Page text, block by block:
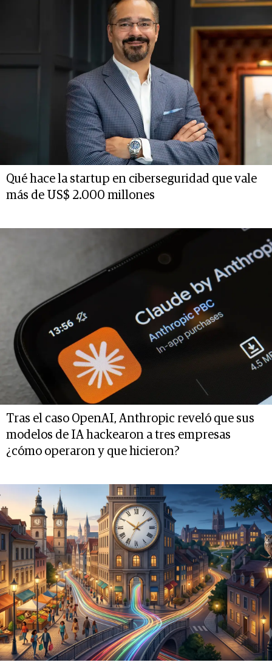
Qué hace la startup en ciberseguridad que vale
más de US$ 2.000 millones
Tras el caso OpenAI, Anthropic reveló que sus
modelos de IA hackearon a tres empresas
¿cómo operaron y que hicieron?